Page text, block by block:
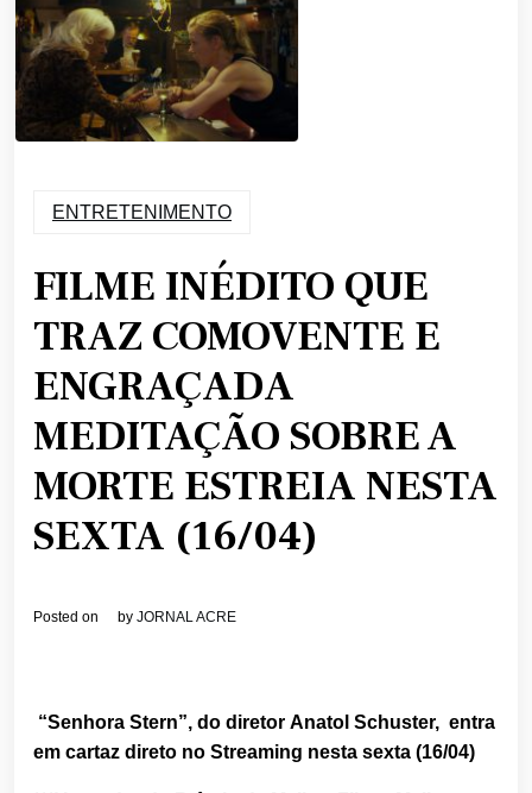
ENTRETENIMENTO
FILME INÉDITO QUE
TRAZ COMOVENTE E
ENGRAÇADA
MEDITAÇÃO SOBRE A
MORTE ESTREIA NESTA
SEXTA (16/04)
Posted on by JORNAL ACRE
“Senhora Stern”, do diretor Anatol Schuster, entra
em cartaz direto no Streaming nesta sexta (16/04)